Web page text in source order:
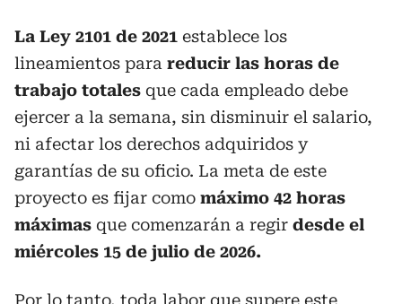
La Ley 2101 de 2021 establece los
lineamientos para reducir las horas de
trabajo totales que cada empleado debe
ejercer a la semana, sin disminuir el salario,
ni afectar los derechos adquiridos y
garantías de su oficio. La meta de este
proyecto es fijar como máximo 42 horas
máximas que comenzarán a regir desde el
miércoles 15 de julio de 2026.
Por lo tanto, toda labor que supere este